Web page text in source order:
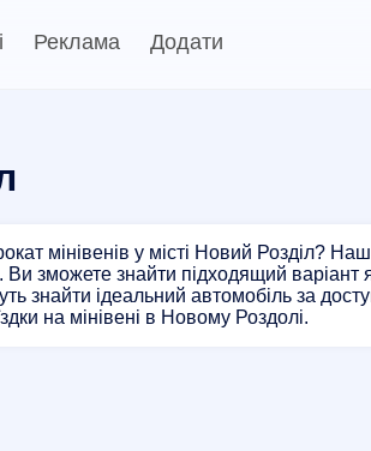
Реклама Додати
мінівенів у місті Новий Розділ?
зможете знайти підходящий варіант
знайти ідеальний автомобіль за
на мінівені в Новому Роздолі.